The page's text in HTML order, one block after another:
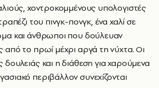
χοντροκομμένους υπολογιστές
του πινγκ-πονγκ, ένα χαλί σε
και άνθρωποι που δούλευαν
από το πρωί μέχρι αργά τη νύχτα. Οι
και η διάθεση για χαρούμενα
περιβάλλον συνεχίζονται